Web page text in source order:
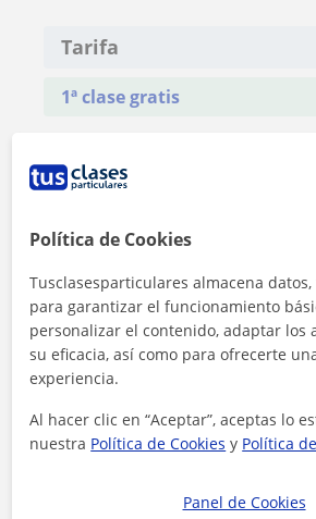
Tarifa
1ª clase gratis
Política de Cookies
Tusclasesparticulares almacena datos,
para garantizar el funcionamiento
personalizar el contenido, adaptar los
su eficacia, así como para ofrecerte
experiencia.
Al hacer clic en “Aceptar”, aceptas lo
nuestra Política de Cookies y Política
Panel de Cookies